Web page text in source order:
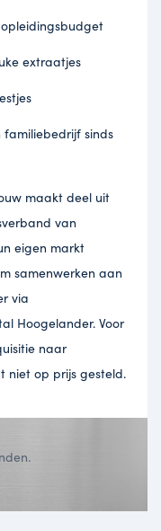
extraatjes
sinds
maakt deel uit
van
eigen markt
samenwerken aan
via
Hoogelander. Voor
naar
niet op prijs gesteld.